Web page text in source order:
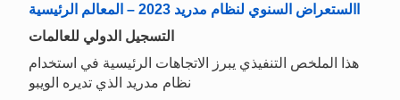
االستعراض السنوي لنظام مدريد 2023 – المعالم الرئيسية
التسجيل الدولي للعالمات
هذا الملخص التنفيذي يبرز الاتجاهات الرئيسية في استخدام
نظام مدريد الذي تديره الويبو